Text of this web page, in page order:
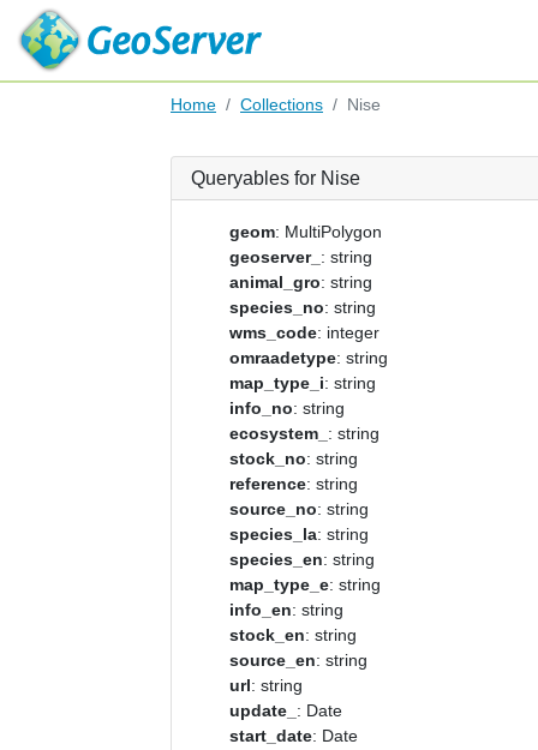
Home Collections Nise
Queryables for Nise
geom: MultiPolygon
geoserver_ : string
animal_gro: string
species_no: string
wms_code: integer
omraadetype: string
map_type_i: string
info_no: string
ecosystem_ : string
stock_no: string
reference: string
source_no: string
species_la: string
species_en: string
map_type_e: string
info_en: string
stock_en: string
source_en: string
url: string
update_ : Date
start_date: Date